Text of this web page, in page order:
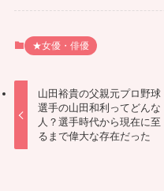
★女優・俳優
山田裕貴の父親元プロ野球
選手の山田和利ってどんな
人？選手時代から現在に至
るまで偉大な存在だった